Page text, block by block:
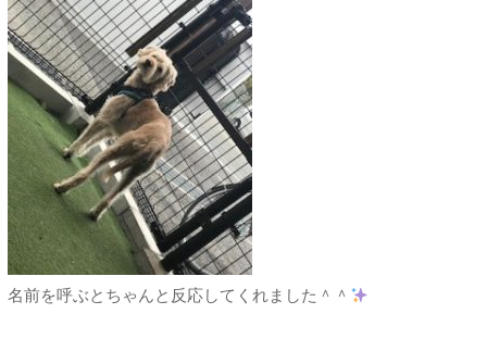
名前を呼ぶとちゃんと反応してくれました＾＾